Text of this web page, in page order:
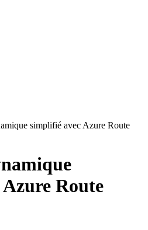
simplifié avec Azure Route
Route